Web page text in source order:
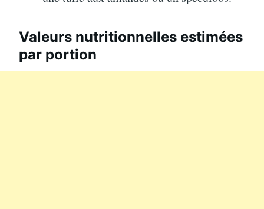
Valeurs nutritionnelles estimées
par portion